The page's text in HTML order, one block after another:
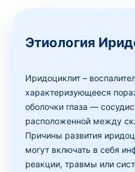
Этиология
Иридоциклит –
характеризующееся
оболочки глаза —
расположенной между
Причины развития
могут включать в себя
реакции, травмы или